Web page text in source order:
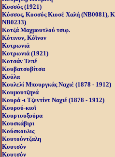
Κοσσός (1921)
Κόσσος, Kοσσός Kιοσέ Xαλή (NB0081),
NB0233)
Κοτζά Μαχμουτλού τσιφ.
Κότινον, Κόϊνον
Κοτρωνιά
Κοτρωνιά (1921)
Κοτσάν Τεπέ
Κουβατσοβίτσα
Κούλα
Κουλελί Μπουργκάς Ναχιέ (1878 - 1912)
Κουμουτζηνά
Κουρά -ι Τζεντίντ Ναχιέ (1878 - 1912)
Κουρού-κιοϊ
Κουρτουξούρα
Κουσκάβιρι
Κούσκουλις
Κουτούντζαλη
Κουτσόν
Κουτσόν